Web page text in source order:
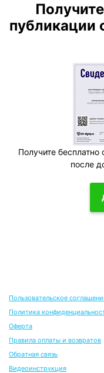
публикации
Получите бесплатно
после
Пользовательское
Политика
Оферта
Правила оплаты и возвратов
Обратная связь
Видеоинструкция